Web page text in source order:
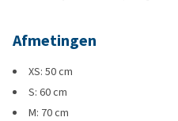
Afmetingen
XS: 50 cm
S: 60 cm
M: 70 cm